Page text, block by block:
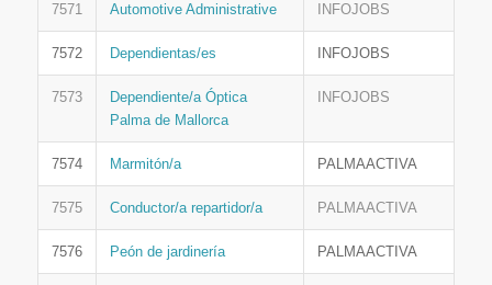
7571 Automotive Administrative INFOJOBS
7572 Dependientas/es INFOJOBS
7573
Dependiente/a Óptica
Palma de Mallorca
INFOJOBS
7574 Marmitón/a PALMAACTIVA
7575 Conductor/a repartidor/a PALMAACTIVA
7576 Peón de jardinería PALMAACTIVA